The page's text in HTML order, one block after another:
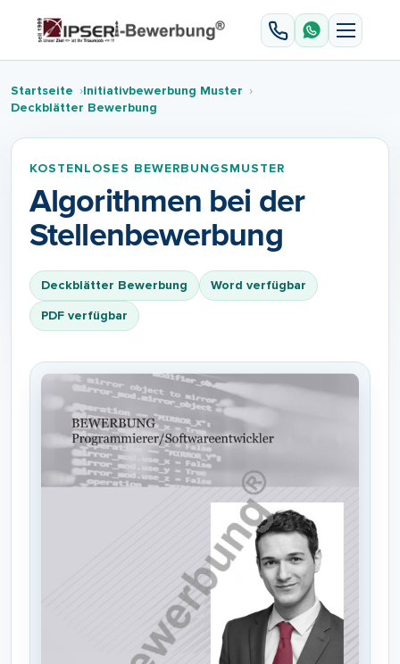
Startseite
Initiativbewerbung Muster
Deckblätter Bewerbung
KOSTENLOSES BEWERBUNGSMUSTER
Algorithmen bei der
Stellenbewerbung
Deckblätter Bewerbung
Word verfügbar
PDF verfügbar